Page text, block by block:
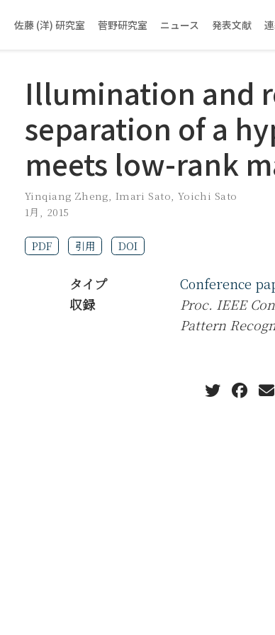
佐藤 (洋) 研究室 菅野研究室 ニュース 発表文献
Illumination and
separation of a
meets low-rank
Yinqiang Zheng, Imari Sato, Yoichi Sato
1月, 2015
PDF 引用 DOI
タイプ
Conference
収録
Proc. IEEE
Pattern